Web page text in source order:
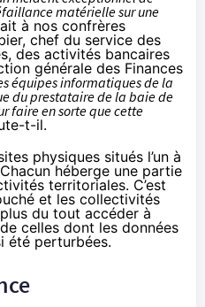
matérielle sur une
à nos confrères
chef du service des
des activités bancaires
générale des Finances
équipes informatiques de la
du prestataire de la baie de
faire en sorte que cette
t-il.
physiques situés l’un à
héberge une partie
territoriales. C’est
et les collectivités
du tout accéder à
celles dont les données
été perturbées.